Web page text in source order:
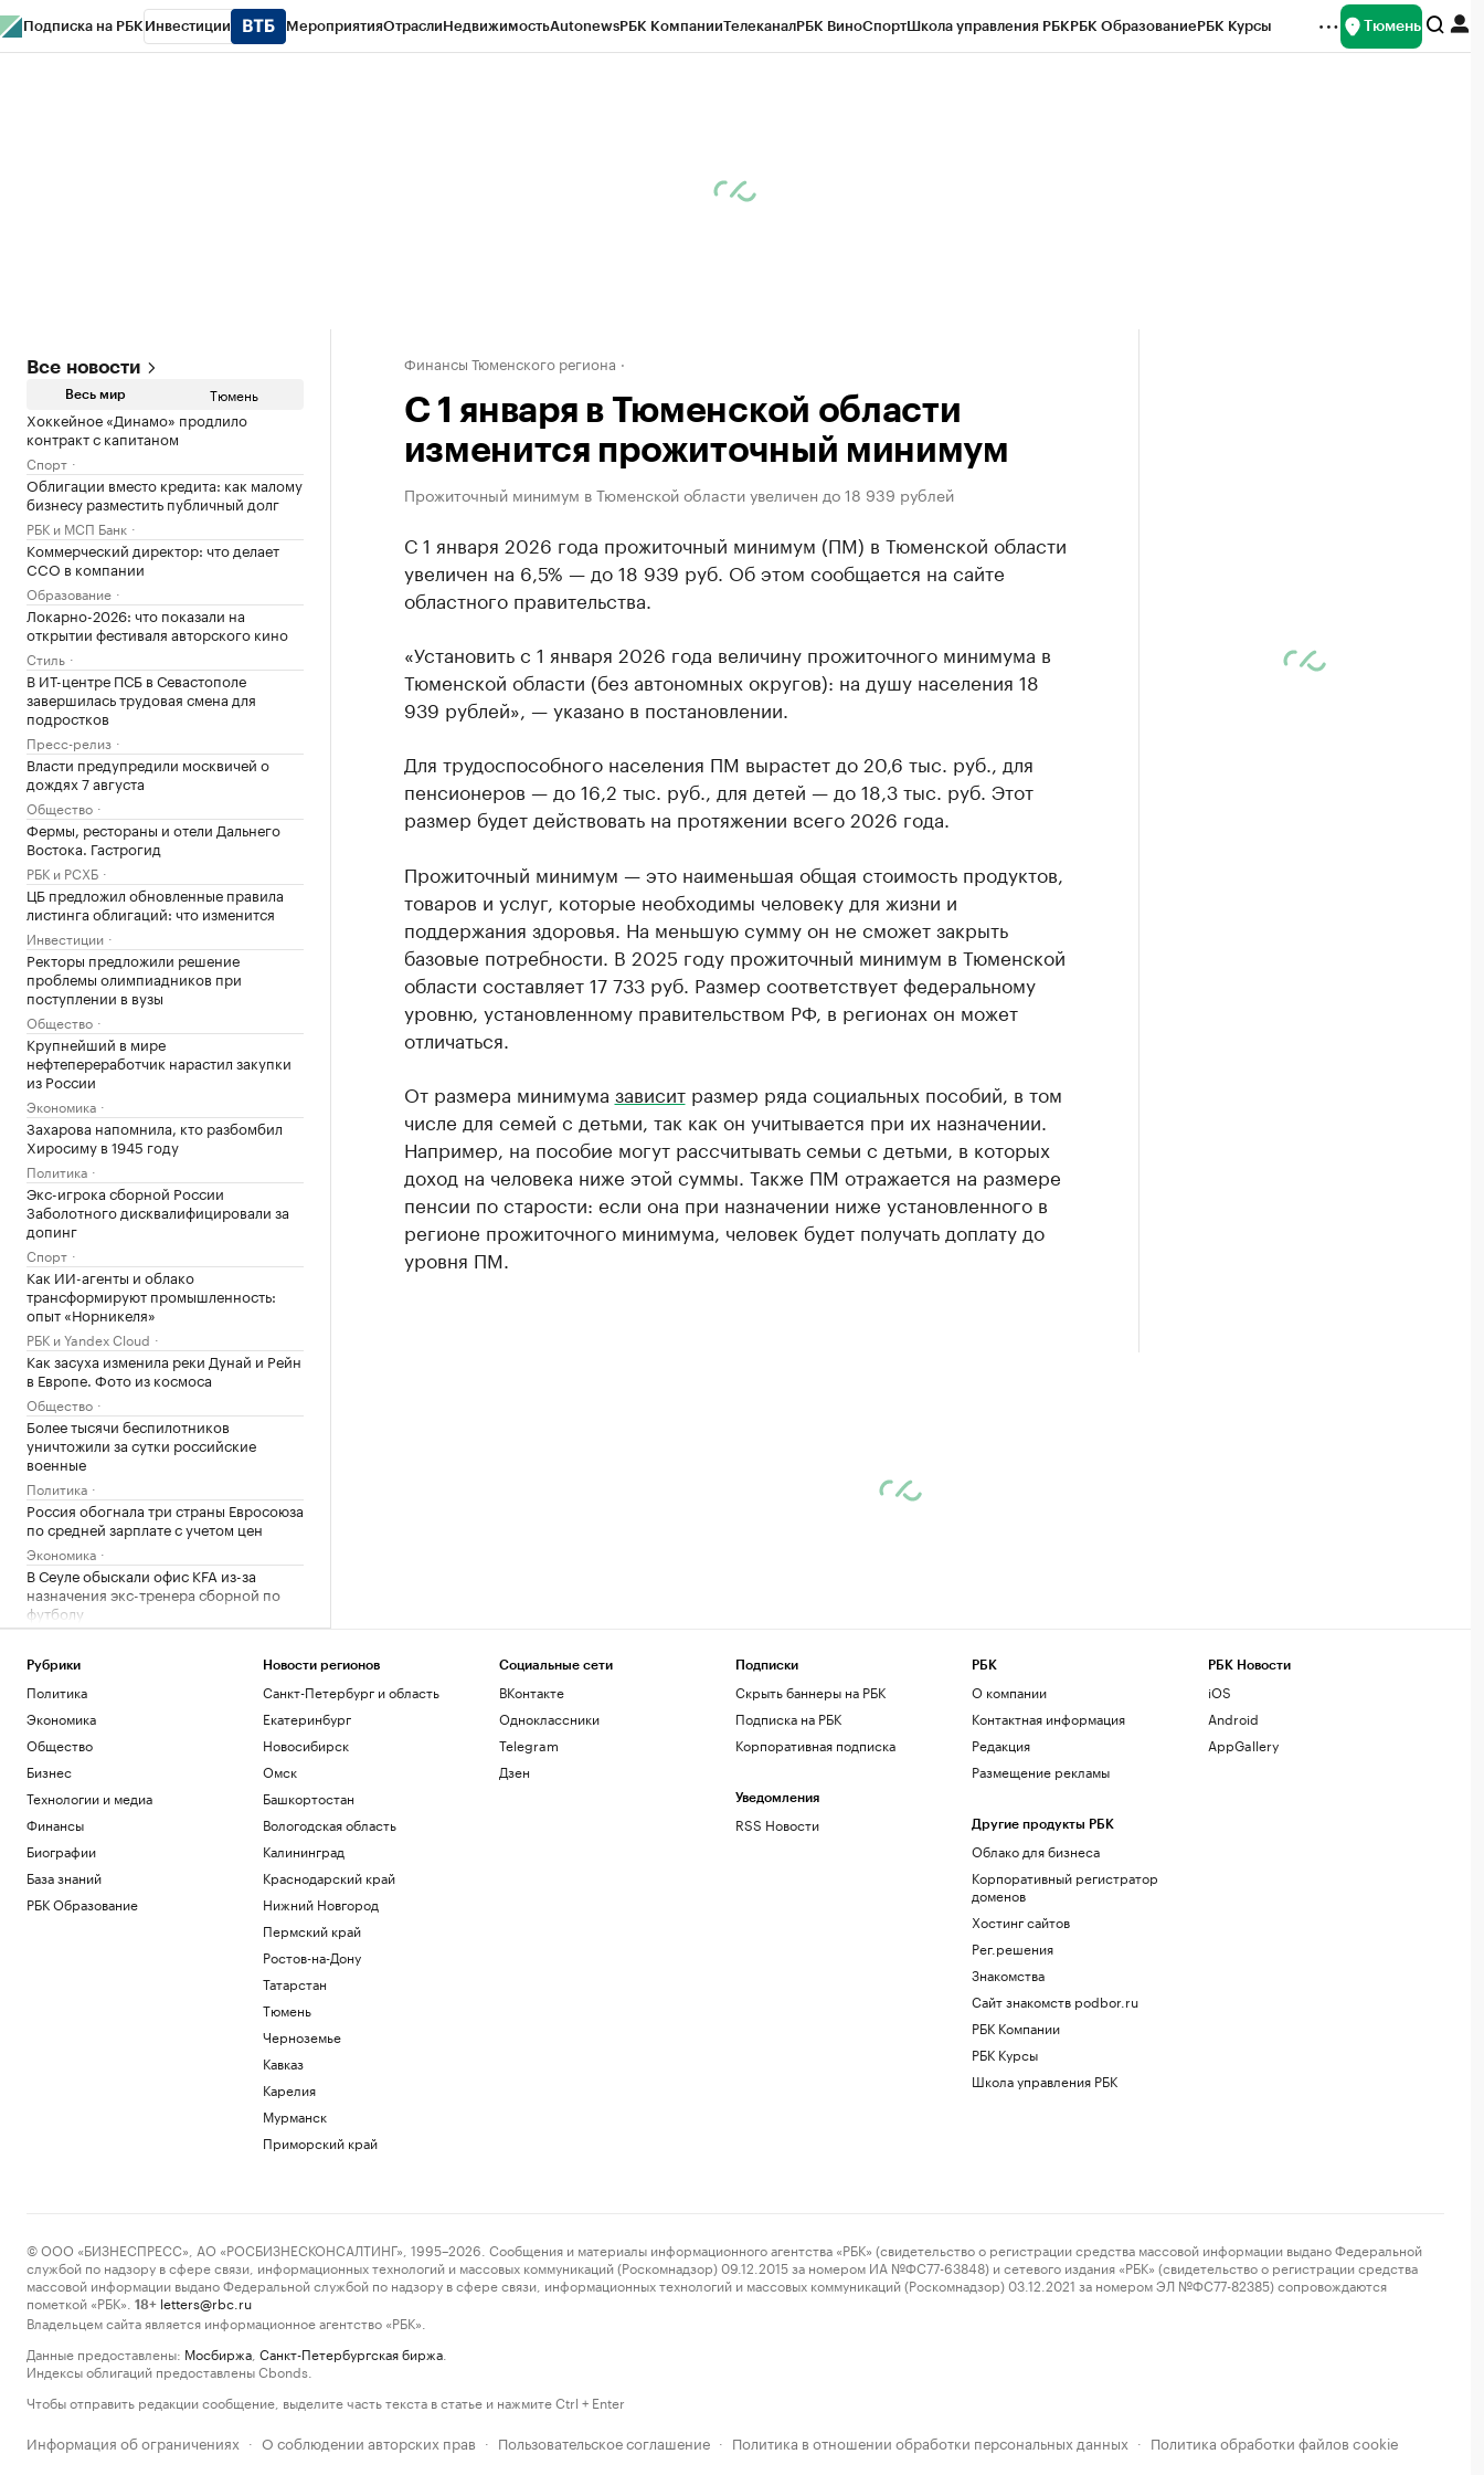
Подписка на РБК Инвестиции МероприятияОтраслиНедвижимостьAutonewsРБК КомпанииТелеканалРБК ВиноСпортШкола управления РБКРБК ОбразованиеРБК Курсы Тюмень
Все новости
Весь мир Тюмень
Хоккейное «Динамо» продлило
контракт с капитаном
Спорт
Облигации вместо кредита: как малому
бизнесу разместить публичный долг
РБК и МСП Банк
Коммерческий директор: что делает
CCO в компании
Образование
Локарно-2026: что показали на
открытии фестиваля авторского кино
Стиль
В ИТ-центре ПСБ в Севастополе
завершилась трудовая смена для
подростков
Пресс-релиз
Власти предупредили москвичей о
дождях 7 августа
Общество
Фермы, рестораны и отели Дальнего
Востока. Гастрогид
РБК и РСХБ
ЦБ предложил обновленные правила
листинга облигаций: что изменится
Инвестиции
Ректоры предложили решение
проблемы олимпиадников при
поступлении в вузы
Общество
Крупнейший в мире
нефтепереработчик нарастил закупки
из России
Экономика
Захарова напомнила, кто разбомбил
Хиросиму в 1945 году
Политика
Экс-игрока сборной России
Заболотного дисквалифицировали за
допинг
Спорт
Как ИИ-агенты и облако
трансформируют промышленность:
опыт «Норникеля»
РБК и Yandex Cloud
Как засуха изменила реки Дунай и Рейн
в Европе. Фото из космоса
Общество
Более тысячи беспилотников
уничтожили за сутки российские
военные
Политика
Россия обогнала три страны Евросоюза
по средней зарплате с учетом цен
Экономика
В Сеуле обыскали офис KFA из-за
назначения экс-тренера сборной по
футболу
Московская школьница, набравшая
500 баллов на ЕГЭ, поступила в МФТИ
Общество
В Уганде местную звезду футбола
избили до смерти во время ограбления
Спорт
Финансы после 60: ошибки, которые
стоят дорого
РБК Компании
Финансы Тюменского региона
С 1 января в Тюменской области
изменится прожиточный минимум
Прожиточный минимум в Тюменской области увеличен до 18 939 рублей
С 1 января 2026 года прожиточный минимум (ПМ) в Тюменской области
увеличен на 6,5% — до 18 939 руб. Об этом сообщается на сайте
областного правительства.
«Установить с 1 января 2026 года величину прожиточного минимума в
Тюменской области (без автономных округов): на душу населения 18
939 рублей», — указано в постановлении.
Для трудоспособного населения ПМ вырастет до 20,6 тыс. руб., для
пенсионеров — до 16,2 тыс. руб., для детей — до 18,3 тыс. руб. Этот
размер будет действовать на протяжении всего 2026 года.
Прожиточный минимум — это наименьшая общая стоимость продуктов,
товаров и услуг, которые необходимы человеку для жизни и
поддержания здоровья. На меньшую сумму он не сможет закрыть
базовые потребности. В 2025 году прожиточный минимум в Тюменской
области составляет 17 733 руб. Размер соответствует федеральному
уровню, установленному правительством РФ, в регионах он может
отличаться.
От размера минимума зависитразмер ряда социальных пособий, в том
числе для семей с детьми, так как он учитывается при их назначении.
Например, на пособие могут рассчитывать семьи с детьми, в которых
доход на человека ниже этой суммы. Также ПМ отражается на размере
пенсии по старости: если она при назначении ниже установленного в
регионе прожиточного минимума, человек будет получать доплату до
уровня ПМ.
Рубрики
Политика
Экономика
Общество
Бизнес
Технологии и медиа
Финансы
Биографии
База знаний
РБК Образование
Новости регионов
Санкт-Петербург и область
Екатеринбург
Новосибирск
Омск
Башкортостан
Вологодская область
Калининград
Краснодарский край
Нижний Новгород
Пермский край
Ростов-на-Дону
Татарстан
Тюмень
Черноземье
Кавказ
Карелия
Мурманск
Приморский край
Социальные сети
ВКонтакте
Одноклассники
Telegram
Дзен
Подписки
Скрыть баннеры на РБК
Подписка на РБК
Корпоративная подписка
Уведомления
RSS Новости
РБК
О компании
Контактная информация
Редакция
Размещение рекламы
Другие продукты РБК
Облако для бизнеса
Корпоративный регистратор
доменов
Хостинг сайтов
Рег.решения
Знакомства
Сайт знакомств podbor.ru
РБК Компании
РБК Курсы
Школа управления РБК
РБК Новости
iOS
Android
AppGallery
© ООО «БИЗНЕСПРЕСС», АО «РОСБИЗНЕСКОНСАЛТИНГ», 1995–2026. Сообщения и материалы информационного агентства «РБК» (свидетельство о регистрации средства массовой информации выдано Федеральной
службой по надзору в сфере связи, информационных технологий и массовых коммуникаций (Роскомнадзор) 09.12.2015 за номером ИА №ФС77-63848) и сетевого издания «РБК» (свидетельство о регистрации средства
массовой информации выдано Федеральной службой по надзору в сфере связи, информационных технологий и массовых коммуникаций (Роскомнадзор) 03.12.2021 за номером ЭЛ №ФС77-82385) сопровождаются
пометкой «РБК».
18+ letters@rbc.ru
Владельцем сайта является информационное агентство «РБК».
Данные предоставлены: Мосбиржа Санкт-Петербургская биржа
Индексы облигаций предоставлены Cbonds.
Чтобы отправить редакции сообщение, выделите часть текста в статье и нажмите Ctrl + Enter
Информация об ограничениях · О соблюдении авторских прав · Пользовательское соглашение · Политика в отношении обработки персональных данных · Политика обработки файлов cookie